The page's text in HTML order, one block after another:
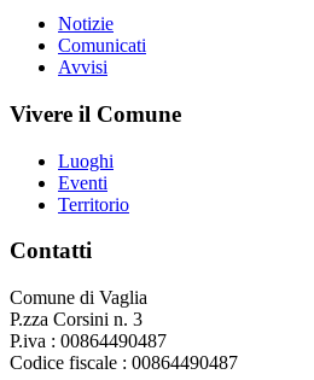
Notizie
Comunicati
Avvisi
Vivere il Comune
Luoghi
Eventi
Territorio
Contatti
Comune di Vaglia
P.zza Corsini n. 3
P.iva : 00864490487
Codice fiscale : 00864490487